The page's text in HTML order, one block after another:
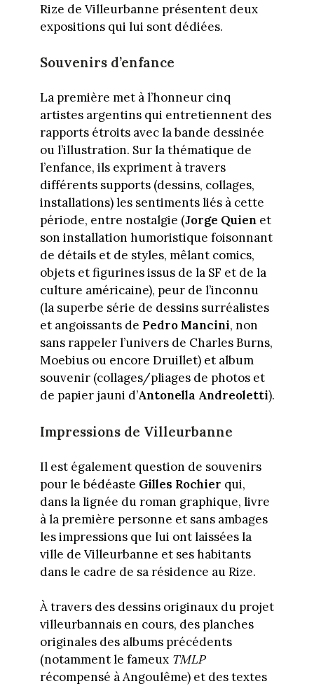
Rize de Villeurbanne présentent deux
expositions qui lui sont dédiées.
Souvenirs d’enfance
La première met à l’honneur cinq
artistes argentins qui entretiennent des
rapports étroits avec la bande dessinée
ou l’illustration. Sur la thématique de
l’enfance, ils expriment à travers
différents supports (dessins, collages,
installations) les sentiments liés à cette
période, entre nostalgie (Jorge Quienet
son installation humoristique foisonnant
de détails et de styles, mêlant comics,
objets et figurines issus de la SF et de la
culture américaine), peur de l’inconnu
(la superbe série de dessins surréalistes
et angoissants de Pedro Mancini, non
sans rappeler l’univers de Charles Burns,
Moebius ou encore Druillet) et album
souvenir (collages/pliages de photos et
de papier jauni d’Antonella Andreoletti).
Impressions de Villeurbanne
Il est également question de souvenirs
pour le bédéaste Gilles Rochier qui,
dans la lignée du roman graphique, livre
à la première personne et sans ambages
les impressions que lui ont laissées la
ville de Villeurbanne et ses habitants
dans le cadre de sa résidence au Rize.
À travers des dessins originaux du projet
villeurbannais en cours, des planches
originales des albums précédents
(notamment le fameux TMLP
récompensé à Angoulême) et des textes